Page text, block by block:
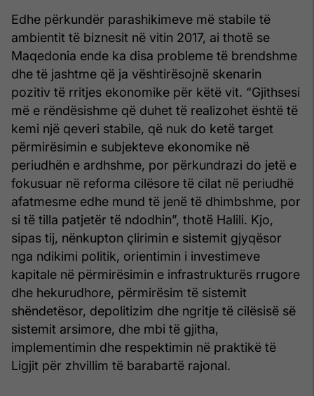
Edhe përkundër parashikimeve më stabile të
ambientit të biznesit në vitin 2017, ai thotë se
Maqedonia ende ka disa probleme të brendshme
dhe të jashtme që ja vështirësojnë skenarin
pozitiv të rritjes ekonomike për këtë vit. “Gjithsesi
më e rëndësishme që duhet të realizohet është të
kemi një qeveri stabile, që nuk do ketë target
përmirësimin e subjekteve ekonomike në
periudhën e ardhshme, por përkundrazi do jetë e
fokusuar në reforma cilësore të cilat në periudhë
afatmesme edhe mund të jenë të dhimbshme, por
si të tilla patjetër të ndodhin”, thotë Halili. Kjo,
sipas tij, nënkupton çlirimin e sistemit gjyqësor
nga ndikimi politik, orientimin i investimeve
kapitale në përmirësimin e infrastrukturës rrugore
dhe hekurudhore, përmirësim të sistemit
shëndetësor, depolitizim dhe ngritje të cilësisë së
sistemit arsimore, dhe mbi të gjitha,
implementimin dhe respektimin në praktikë të
Ligjit për zhvillim të barabartë rajonal.